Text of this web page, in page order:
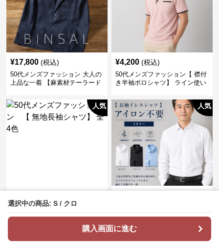
選択中の商品: S / クロ
購入画面に進む
¥17,800 (税込)
50代メンズファッション 大人の
上品な一着 【麻素材テーラード
¥4,200 (税込)
50代メンズファッション【 襟付
き半袖ポロシャツ】 ライン使い
人気
50代メンズファッション 【 無
地長袖シャツ】 全4色
人気
安定【長袖ドレスシャツ 】アイ
ロン不要
人気